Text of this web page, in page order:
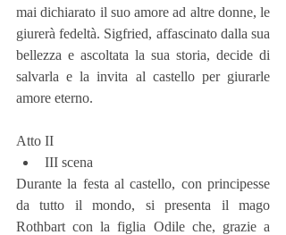
mai dichiarato il suo amore ad altre donne, le
giurerà fedeltà. Sigfried, affascinato dalla sua
bellezza e ascoltata la sua storia, decide di
salvarla e la invita al castello per giurarle
amore eterno.
Atto II
III scena
Durante la festa al castello, con principesse
da tutto il mondo, si presenta il mago
Rothbart con la figlia Odile che, grazie a